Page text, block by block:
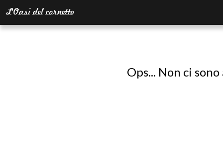
Ops... Non ci